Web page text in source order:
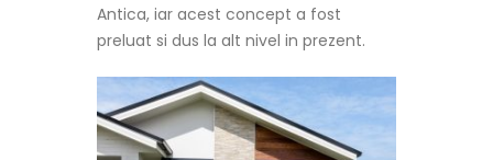
Antica, iar acest concept a fost
preluat si dus la alt nivel in prezent.